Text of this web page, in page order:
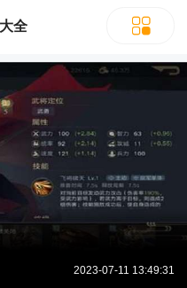
全
2023-07-11 13:49:31